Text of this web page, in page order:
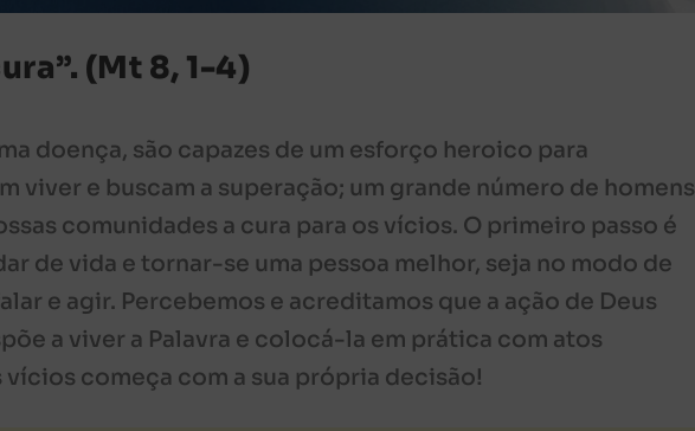
(Mt 8, 1-4)
doença, são capazes de um esforço heroico para
viver e buscam a superação; um grande número de homens
comunidades a cura para os vícios. O primeiro passo é
de vida e tornar-se uma pessoa melhor, seja no modo de
e agir. Percebemos e acreditamos que a ação de Deus
a viver a Palavra e colocá-la em prática com atos
começa com a sua própria decisão!